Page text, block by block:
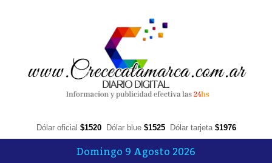
Dólar oficial $1520 Dólar blue $1525 Dólar tarjeta $1976
Domingo 9 Agosto 2026